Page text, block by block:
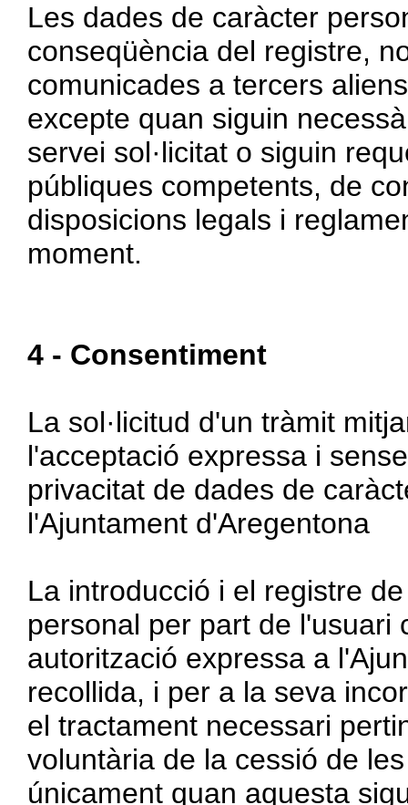
Les dades de caràcter
conseqüència del registre,
comunicades a tercers
excepte quan siguin
servei sol·licitat o siguin
públiques competents, de
disposicions legals i
moment.
4 - Consentiment
La sol·licitud d'un tràmit
l'acceptació expressa i
privacitat de dades de
l'Ajuntament d'Aregentona
La introducció i el registre
personal per part de l'usuari
autorització expressa a
recollida, i per a la seva
el tractament necessari
voluntària de la cessió de
únicament quan aquesta